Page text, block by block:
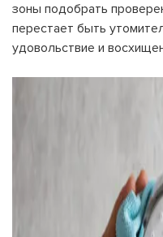
зоны подобрать
перестает быть
удовольствие и